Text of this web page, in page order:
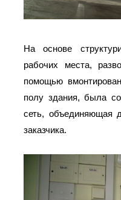
На основе
рабочих места,
помощью
полу здания, была
сеть, объединяющая
заказчика.